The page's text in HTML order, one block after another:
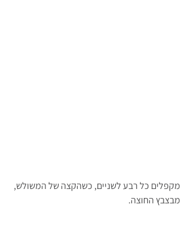
מקפלים כל רבע לשניים, כשהקצה של המשולש,
מבצבץ החוצה.